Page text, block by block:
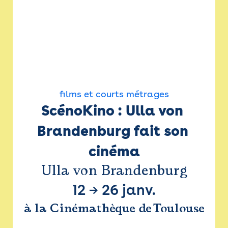
films et courts métrages
ScénoKino : Ulla von
Brandenburg fait son
cinéma
Ulla von Brandenburg
12 → 26 janv.
à la Cinémathèque de Toulouse